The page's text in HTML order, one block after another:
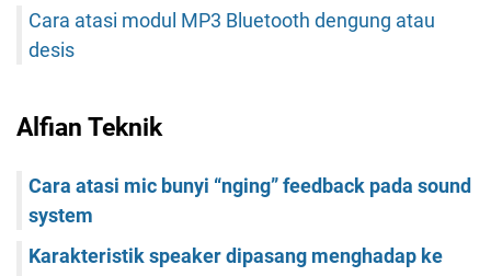
Cara atasi modul MP3 Bluetooth dengung atau
desis
Alfian Teknik
Cara atasi mic bunyi “nging” feedback pada sound
system
Karakteristik speaker dipasang menghadap ke